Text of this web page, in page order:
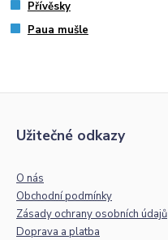
Přívěsky
Paua mušle
Užitečné odkazy
O nás
Obchodní podmínky
Zásady ochrany osobních údajů
Doprava a platba